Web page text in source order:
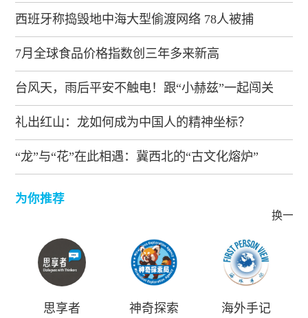
西班牙称捣毁地中海大型偷渡网络 78人被捕
7月全球食品价格指数创三年多来新高
台风天，雨后平安不触电！跟“小赫兹”一起闯关
礼出红山：龙如何成为中国人的精神坐标？
“龙”与“花”在此相遇：冀西北的“古文化熔炉”
为你推荐
换一批
思享者
神奇探索
海外手记